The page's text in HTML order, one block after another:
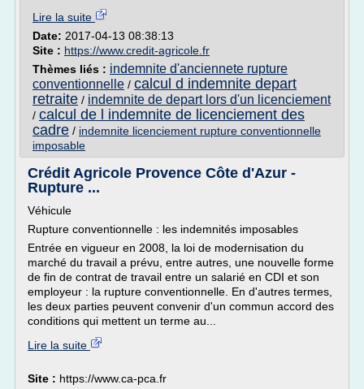
Lire la suite
Date: 2017-04-13 08:38:13
Site : https://www.credit-agricole.fr
Thèmes liés : indemnite d'anciennete rupture
conventionnelle / calcul d indemnite depart
retraite / indemnite de depart lors d'un licenciement
/ calcul de l indemnite de licenciement des
cadre / indemnite licenciement rupture conventionnelle
imposable
Crédit Agricole Provence Côte d'Azur -
Rupture ...
Véhicule
Rupture conventionnelle : les indemnités imposables
Entrée en vigueur en 2008, la loi de modernisation du
marché du travail a prévu, entre autres, une nouvelle forme
de fin de contrat de travail entre un salarié en CDI et son
employeur : la rupture conventionnelle. En d'autres termes,
les deux parties peuvent convenir d'un commun accord des
conditions qui mettent un terme au...
Lire la suite
Site : https://www.ca-pca.fr